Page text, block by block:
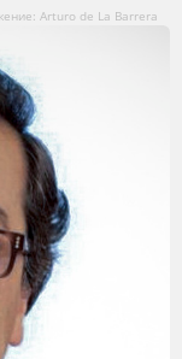
Arturo de La Barrera